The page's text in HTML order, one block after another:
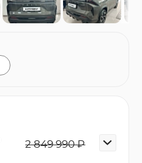
2 849 990 ₽